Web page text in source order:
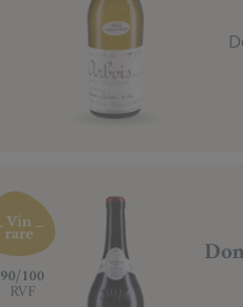
‍90/100
RVF